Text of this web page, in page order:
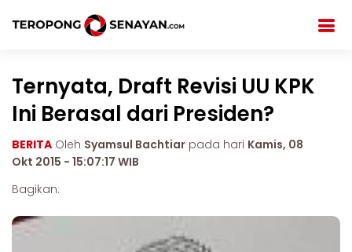
Ternyata, Draft Revisi UU KPK
Ini Berasal dari Presiden?
BERITA Oleh Syamsul Bachtiar pada hari Kamis, 08
Okt 2015 - 15:07:17 WIB
Bagikan: